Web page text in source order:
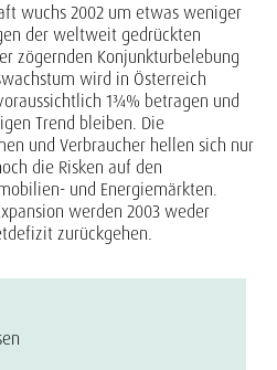
wuchs 2002 um etwas weniger
der weltweit gedrückten
zögernden Konjunkturbelebung
wird in Österreich
1¾% betragen und
Trend bleiben. Die
und Verbraucher hellen sich nur
die Risken auf den
und Energiemärkten.
werden 2003 weder
zurückgehen.